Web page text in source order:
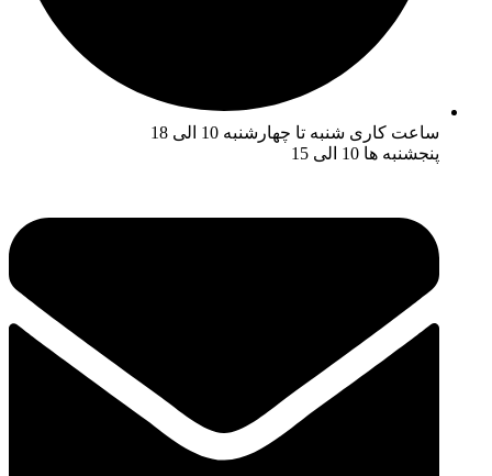
ساعت کاری شنبه تا چهارشنبه 10 الی 18
پنجشنبه ها 10 الی 15